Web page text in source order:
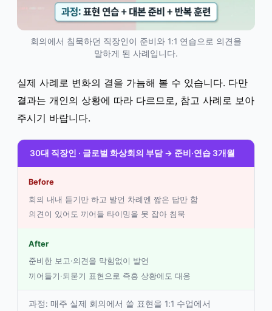
회의에서 침묵하던 직장인이 준비와 1:1 연습으로 의견을
말하게 된 사례입니다.
실제 사례로 변화의 결을 가늠해 볼 수 있습니다. 다만
결과는 개인의 상황에 따라 다르므로, 참고 사례로 보아
주시기 바랍니다.
30대 직장인 · 글로벌 화상회의 부담 → 준비·연습 3개월
Before
회의 내내 듣기만 하고 발언 차례엔 짧은 답만 함
의견이 있어도 끼어들 타이밍을 못 잡아 침묵
After
준비한 보고·의견을 막힘없이 발언
끼어들기·되묻기 표현으로 즉흥 상황에도 대응
과정: 매주 실제 회의에서 쓸 표현을 1:1 수업에서